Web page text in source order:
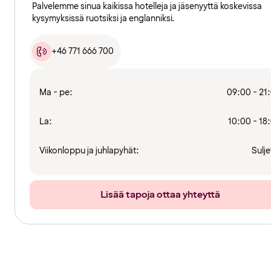
Palvelemme sinua kaikissa hotelleja ja jäsenyyttä koskevissa
kysymyksissä ruotsiksi ja englanniksi.
+46 771 666 700
Ma - pe: 09:00 -
La: 10:00 -
Viikonloppu ja juhlapyhät:
Lisää tapoja ottaa yhteyttä